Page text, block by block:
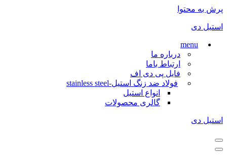
پرش به محتوا
استیل دی
menu
درباره ما
ارتباط باما
فایل پی دی اف
فولاد ضد زنگ استیل-stainless steel
انواع استیل
گالری محصولات
استیل دی
فهرست
ناوبری
فهرست